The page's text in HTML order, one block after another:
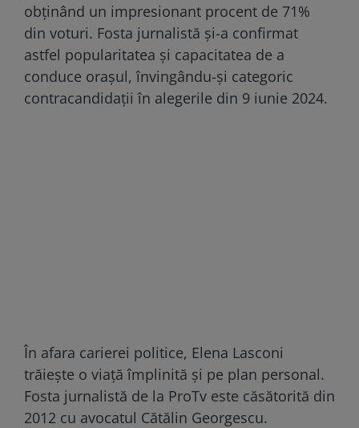
obținând un impresionant procent de 71%
din voturi. Fosta jurnalistă și-a confirmat
astfel popularitatea și capacitatea de a
conduce orașul, învingându-și categoric
contracandidații în alegerile din 9 iunie 2024.
În afara carierei politice, Elena Lasconi
trăiește o viață împlinită și pe plan personal.
Fosta jurnalistă de la ProTv este căsătorită din
2012 cu avocatul Cătălin Georgescu.